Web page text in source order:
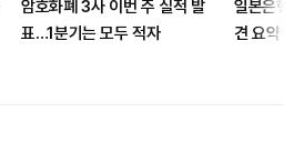
암호화폐 3사 이번 주 실적 발
표…1분기는 모두 적자
일본은
견 요약